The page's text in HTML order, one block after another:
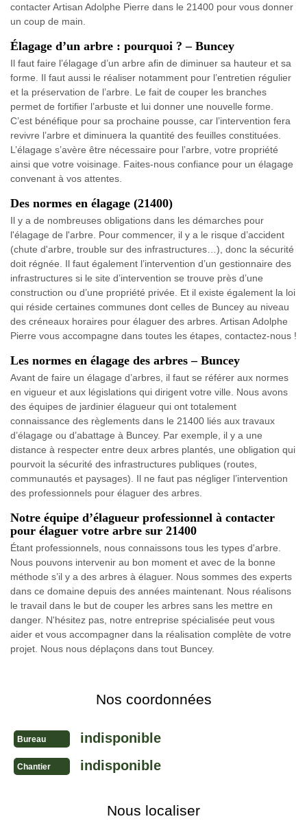
contacter Artisan Adolphe Pierre dans le 21400 pour vous donner
un coup de main.
Élagage d’un arbre : pourquoi ? – Buncey
Il faut faire l’élagage d’un arbre afin de diminuer sa hauteur et sa
forme. Il faut aussi le réaliser notamment pour l’entretien régulier
et la préservation de l’arbre. Le fait de couper les branches
permet de fortifier l’arbuste et lui donner une nouvelle forme.
C’est bénéfique pour sa prochaine pousse, car l’intervention fera
revivre l’arbre et diminuera la quantité des feuilles constituées.
L’élagage s’avère être nécessaire pour l’arbre, votre propriété
ainsi que votre voisinage. Faites-nous confiance pour un élagage
convenant à vos attentes.
Des normes en élagage (21400)
Il y a de nombreuses obligations dans les démarches pour
l'élagage de l'arbre. Pour commencer, il y a le risque d’accident
(chute d'arbre, trouble sur des infrastructures…), donc la sécurité
doit régnée. Il faut également l’intervention d’un gestionnaire des
infrastructures si le site d’intervention se trouve près d’une
construction ou d’une propriété privée. Et il existe également la loi
qui réside certaines communes dont celles de Buncey au niveau
des créneaux horaires pour élaguer des arbres. Artisan Adolphe
Pierre vous accompagne dans toutes les étapes, contactez-nous !
Les normes en élagage des arbres – Buncey
Avant de faire un élagage d’arbres, il faut se référer aux normes
en vigueur et aux législations qui dirigent votre ville. Nous avons
des équipes de jardinier élagueur qui ont totalement
connaissance des règlements dans le 21400 liés aux travaux
d’élagage ou d’abattage à Buncey. Par exemple, il y a une
distance à respecter entre deux arbres plantés, une obligation qui
pourvoit la sécurité des infrastructures publiques (routes,
communautés et paysages). Il ne faut pas négliger l’intervention
des professionnels pour élaguer des arbres.
Notre équipe d’élagueur professionnel à contacter
pour élaguer votre arbre sur 21400
Étant professionnels, nous connaissons tous les types d'arbre.
Nous pouvons intervenir au bon moment et avec de la bonne
méthode s’il y a des arbres à élaguer. Nous sommes des experts
dans ce domaine depuis des années maintenant. Nous réalisons
le travail dans le but de couper les arbres sans les mettre en
danger. N'hésitez pas, notre entreprise spécialisée peut vous
aider et vous accompagner dans la réalisation complète de votre
projet. Nous nous déplaçons dans tout Buncey.
Nos coordonnées
Bureau indisponible
Chantier indisponible
Nous localiser